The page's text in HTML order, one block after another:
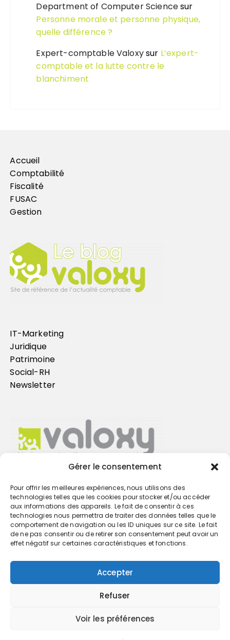
Gérer le consentement
Pour offrir les meilleures expériences, nous utilisons des
technologies telles que les cookies pour stocker et/ou accéder
aux informations des appareils. Le fait de consentir à ces
technologies nous permettra de traiter des données telles que le
comportement de navigation ou les ID uniques sur ce site. Le fait
de ne pas consentir ou de retirer son consentement peut avoir un
effet négatif sur certaines caractéristiques et fonctions.
Accepter
Refuser
Voir les préférences
Department of Computer Sciencesur
Personne morale et personne physique,
quelle différence ?
Expert-comptable Valoxysur L’expert-
comptable et la lutte contre le
blanchiment
Accueil
Comptabilité
Fiscalité
FUSAC
Gestion
IT-Marketing
Juridique
Patrimoine
Social-RH
Newsletter
Trouvez votre cabinet
GO